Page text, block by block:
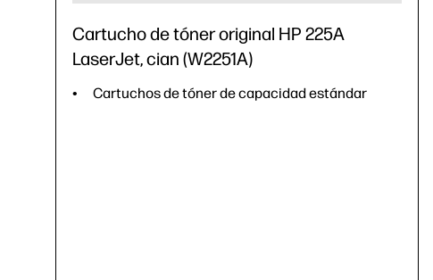
Cartucho de tóner original HP 225A
LaserJet, cian (W2251A)
Cartuchos de tóner de capacidad estándar